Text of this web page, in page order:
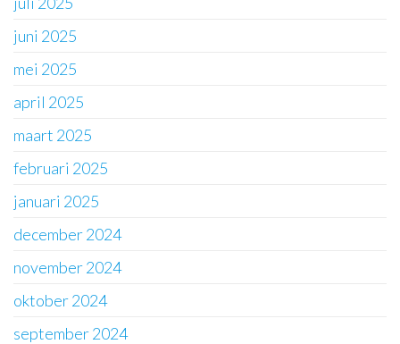
juni 2025
mei 2025
april 2025
maart 2025
februari 2025
januari 2025
december 2024
november 2024
oktober 2024
september 2024